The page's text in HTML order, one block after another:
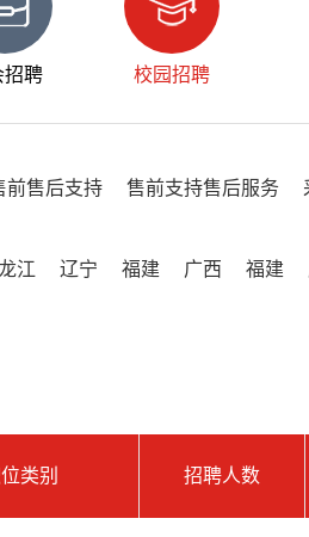
招聘 校园招聘
前售后支持 售前支持售后服务
江 辽宁 福建 广西 福建
类别 招聘人数